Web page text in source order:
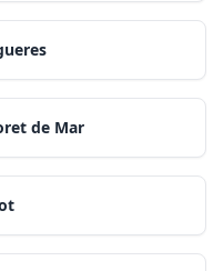
de Mar